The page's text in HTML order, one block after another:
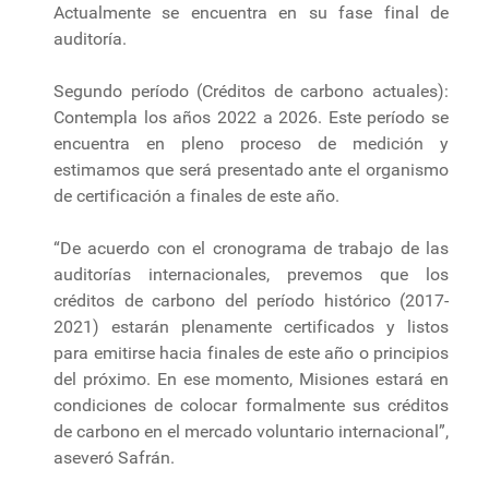
Actualmente se encuentra en su fase final de
auditoría.
Segundo período (Créditos de carbono actuales):
Contempla los años 2022 a 2026. Este período se
encuentra en pleno proceso de medición y
estimamos que será presentado ante el organismo
de certificación a finales de este año.
“De acuerdo con el cronograma de trabajo de las
auditorías internacionales, prevemos que los
créditos de carbono del período histórico (2017-
2021) estarán plenamente certificados y listos
para emitirse hacia finales de este año o principios
del próximo. En ese momento, Misiones estará en
condiciones de colocar formalmente sus créditos
de carbono en el mercado voluntario internacional”,
aseveró Safrán.